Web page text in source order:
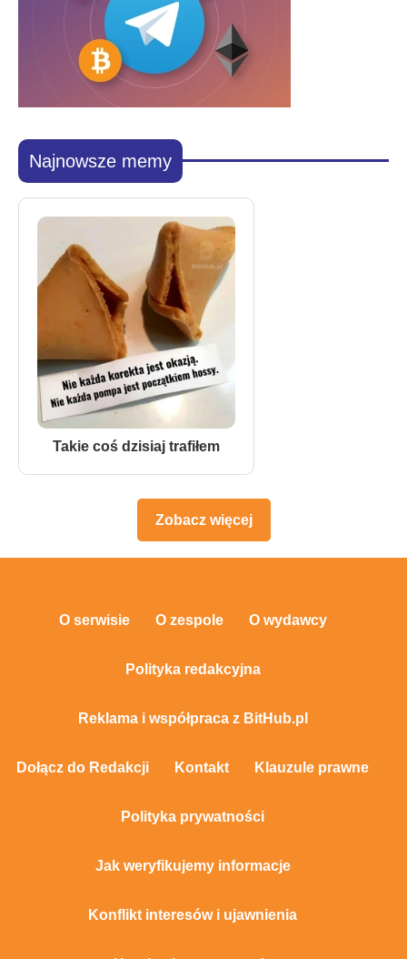
Najnowsze memy
Takie coś dzisiaj trafiłem
Zobacz więcej
O serwisie O zespole O wydawcy
Polityka redakcyjna
Reklama i współpraca z BitHub.pl
Dołącz do Redakcji Kontakt Klauzule prawne
Polityka prywatności
Jak weryfikujemy informacje
Konflikt interesów i ujawnienia